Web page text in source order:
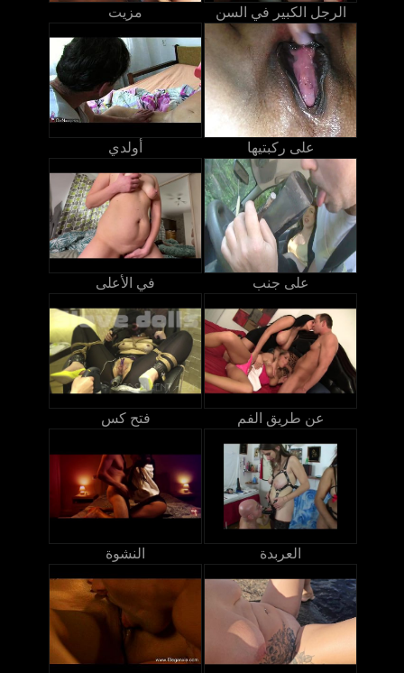
مزيت الرجل الكبير في السن
أولدي على ركبتيها
في الأعلى على جنب
فتح كس عن طريق الفم
النشوة العربدة